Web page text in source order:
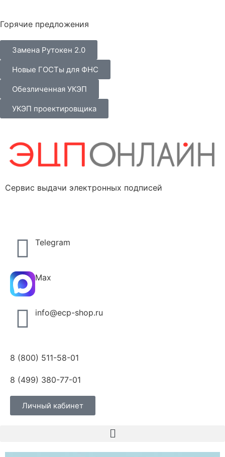
Горячие предложения
Замена Рутокен 2.0
Новые ГОСТы для ФНС
Обезличенная УКЭП
УКЭП проектировщика
Сервис выдачи электронных подписей
Telegram
Max
info@ecp-shop.ru
8 (800) 511-58-01
8 (499) 380-77-01
Личный кабинет